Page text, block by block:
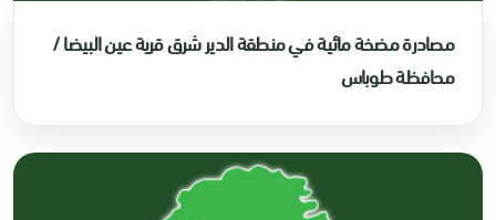
مصادرة مضخة مائية في منطقة الدير شرق قرية عين البيضا /
محافظة طوباس